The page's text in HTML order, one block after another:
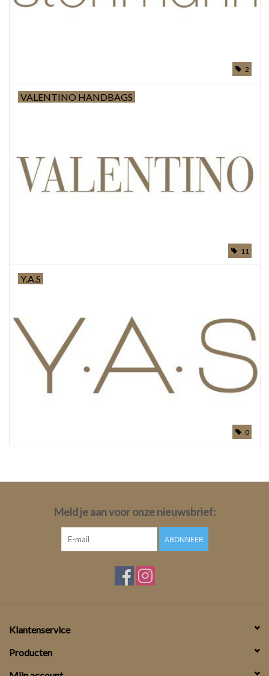
2
VALENTINO HANDBAGS
11
Y.A.S
0
Meld je aan voor onze nieuwsbrief:
ABONNEER
Klantenservice
Producten